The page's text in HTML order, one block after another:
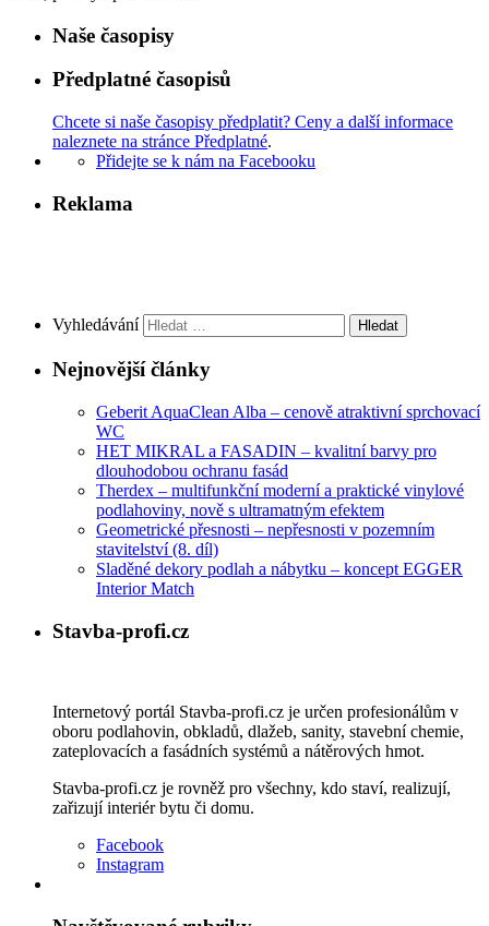
Naše časopisy
Předplatné časopisů
Chcete si naše časopisy předplatit? Ceny a další informace
naleznete na stránce Předplatné.
Přidejte se k nám na Facebooku
Reklama
Vyhledávání
Nejnovější články
Geberit AquaClean Alba – cenově atraktivní sprchovací
WC
HET MIKRAL a FASADIN – kvalitní barvy pro
dlouhodobou ochranu fasád
Therdex – multifunkční moderní a praktické vinylové
podlahoviny, nově s ultramatným efektem
Geometrické přesnosti – nepřesnosti v pozemním
stavitelství (8. díl)
Sladěné dekory podlah a nábytku – koncept EGGER
Interior Match
Stavba-profi.cz
Internetový portál Stavba-profi.cz je určen profesionálům v
oboru podlahovin, obkladů, dlažeb, sanity, stavební chemie,
zateplovacích a fasádních systémů a nátěrových hmot.
Stavba-profi.cz je rovněž pro všechny, kdo staví, realizují,
zařizují interiér bytu či domu.
Facebook
Instagram